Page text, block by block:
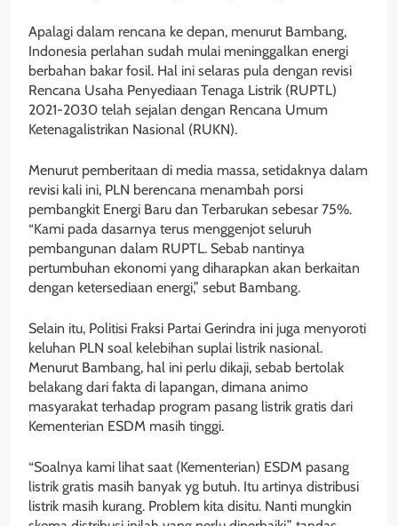
Apalagi dalam rencana ke depan, menurut Bambang,
Indonesia perlahan sudah mulai meninggalkan energi
berbahan bakar fosil. Hal ini selaras pula dengan revisi
Rencana Usaha Penyediaan Tenaga Listrik (RUPTL)
2021-2030 telah sejalan dengan Rencana Umum
Ketenagalistrikan Nasional (RUKN).
Menurut pemberitaan di media massa, setidaknya dalam
revisi kali ini, PLN berencana menambah porsi
pembangkit Energi Baru dan Terbarukan sebesar 75%.
“Kami pada dasarnya terus menggenjot seluruh
pembangunan dalam RUPTL. Sebab nantinya
pertumbuhan ekonomi yang diharapkan akan berkaitan
dengan ketersediaan energi,” sebut Bambang.
Selain itu, Politisi Fraksi Partai Gerindra ini juga menyoroti
keluhan PLN soal kelebihan suplai listrik nasional.
Menurut Bambang, hal ini perlu dikaji, sebab bertolak
belakang dari fakta di lapangan, dimana animo
masyarakat terhadap program pasang listrik gratis dari
Kementerian ESDM masih tinggi.
“Soalnya kami lihat saat (Kementerian) ESDM pasang
listrik gratis masih banyak yg butuh. Itu artinya distribusi
listrik masih kurang. Problem kita disitu. Nanti mungkin